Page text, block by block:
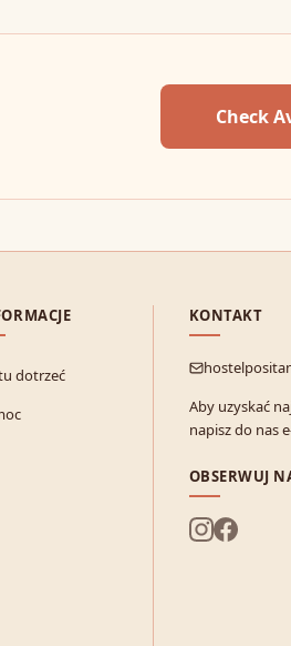
Check
dotrzeć
KONTAKT
Aby uzyskać
napisz do nas
OBSERWUJ